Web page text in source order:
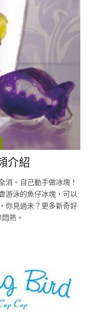
介紹
消。自己動手做冰塊！
游泳的魚仔冰塊，可以
你見過未？更多新奇好
熱。